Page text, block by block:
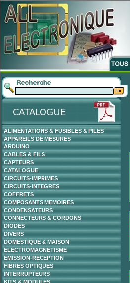
ALIMENTATIONS & FUSIBLES & PILES
APPAREILS DE MESURES
ARDUINO
CABLES & FILS
CAPTEURS
CATALOGUE
CIRCUITS-IMPRIMES
CIRCUITS-INTEGRES
COFFRETS
COMPOSANTS MEMOIRES
CONDENSATEURS
CONNECTEURS & CORDONS
DIODES
DIVERS
DOMESTIQUE & MAISON
ELECTROMAGNETISME
EMISSION-RECEPTION
FIBRES OPTIQUES
INTERRUPTEURS
KITS & MODULES